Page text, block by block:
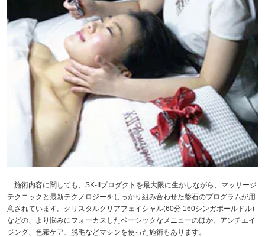
施術内容に関しても、SK-IIプロダクトを最大限に生かしながら、マッサージ
テクニックと最新テクノロジーをしっかり組み合わせた盤石のプログラムが用
意されています。クリスタルクリアフェイシャル(60分 160シンガポールドル)
などの、より悩みにフォーカスしたベーシックなメニューのほか、アンチエイ
ジング、色素ケア、脱毛などマシンを使った施術もあります。